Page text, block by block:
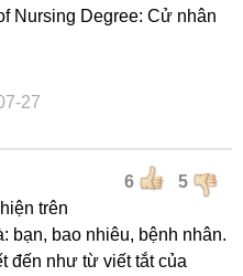
Nursing Degree: Cử nhân
27
6 5
trên
bạn, bao nhiêu, bệnh nhân.
đến như từ viết tắt của